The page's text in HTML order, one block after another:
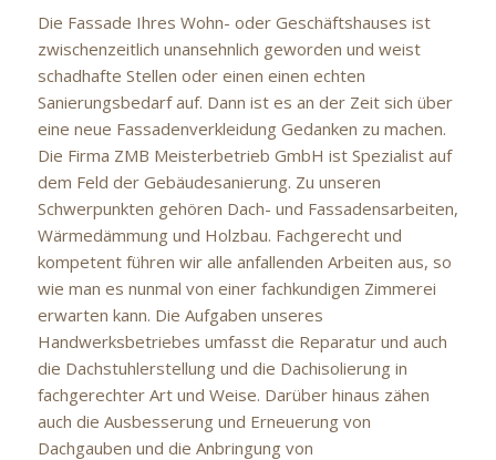
Die Fassade Ihres Wohn- oder Geschäftshauses ist
zwischenzeitlich unansehnlich geworden und weist
schadhafte Stellen oder einen einen echten
Sanierungsbedarf auf. Dann ist es an der Zeit sich über
eine neue Fassadenverkleidung Gedanken zu machen.
Die Firma ZMB Meisterbetrieb GmbH ist Spezialist auf
dem Feld der Gebäudesanierung. Zu unseren
Schwerpunkten gehören Dach- und Fassadensarbeiten,
Wärmedämmung und Holzbau. Fachgerecht und
kompetent führen wir alle anfallenden Arbeiten aus, so
wie man es nunmal von einer fachkundigen Zimmerei
erwarten kann. Die Aufgaben unseres
Handwerksbetriebes umfasst die Reparatur und auch
die Dachstuhlerstellung und die Dachisolierung in
fachgerechter Art und Weise. Darüber hinaus zähen
auch die Ausbesserung und Erneuerung von
Dachgauben und die Anbringung von